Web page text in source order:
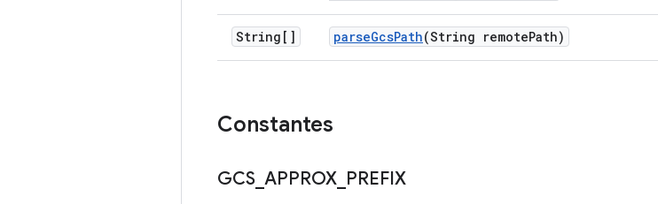
String[] parseGcsPath(String remotePath)
Constantes
GCS APPROX PREFIX